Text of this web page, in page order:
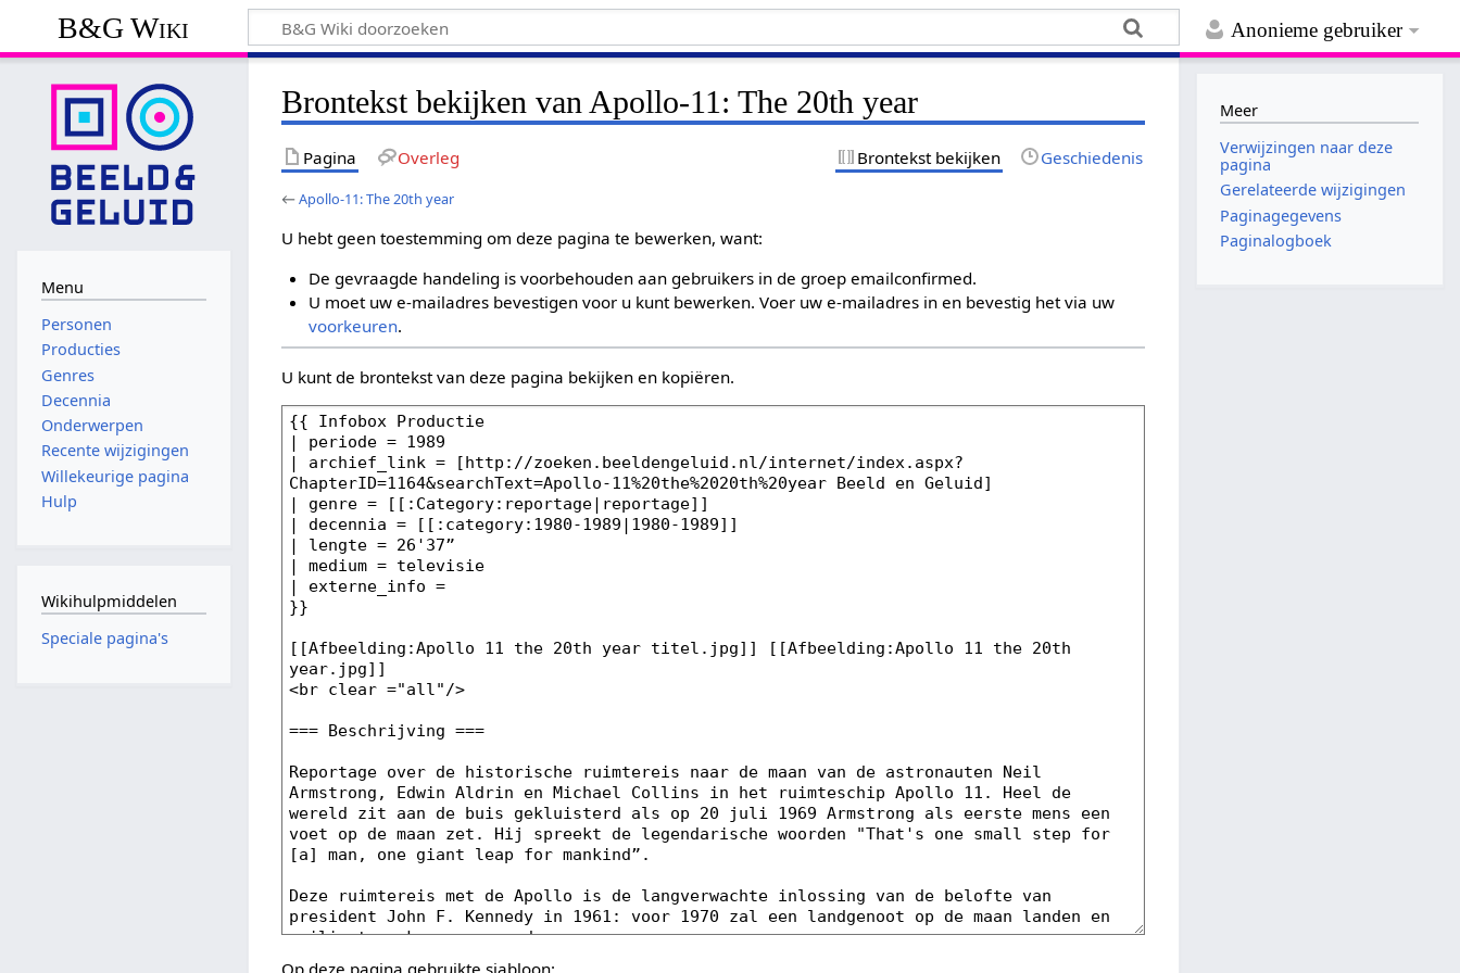
Anonieme gebruiker
B&G Wiki
Brontekst bekijken van Apollo-11: The 20th year
Pagina Overleg Brontekst bekijken Geschiedenis
←Apollo-11: The 20th year
U hebt geen toestemming om deze pagina te bewerken, want:
De gevraagde handeling is voorbehouden aan gebruikers in de groep emailconfirmed.
U moet uw e-mailadres bevestigen voor u kunt bewerken. Voer uw e-mailadres in en bevestig het via uw
voorkeuren.
U kunt de brontekst van deze pagina bekijken en kopiëren.
Op deze pagina gebruikte sjabloon:
Menu
Personen
Producties
Genres
Decennia
Onderwerpen
Recente wijzigingen
Willekeurige pagina
Hulp
Wikihulpmiddelen
Speciale pagina's
Meer
Verwijzingen naar deze
pagina
Gerelateerde wijzigingen
Paginagegevens
Paginalogboek